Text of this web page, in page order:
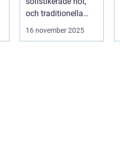
nätverkssäkerhe
och traditionella
16 november 2025